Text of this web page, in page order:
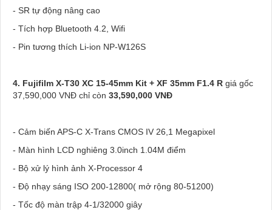
- SR tự động nâng cao
- Tích hợp Bluetooth 4.2, Wifi
- Pin tương thích Li-ion NP-W126S
4. Fujifilm X-T30 XC 15-45mm Kit + XF 35mm F1.4 R giá gốc
37,590,000 VNĐ chỉ còn 33,590,000 VNĐ
- Cảm biến APS-C X-Trans CMOS IV 26,1 Megapixel
- Màn hình LCD nghiêng 3.0inch 1.04M điểm
- Bộ xử lý hình ảnh X-Processor 4
- Độ nhạy sáng ISO 200-12800( mở rộng 80-51200)
- Tốc độ màn trập 4-1/32000 giây